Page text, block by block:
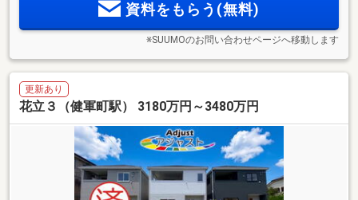
資料をもらう(無料)
※SUUMOのお問い合わせページへ移動します
更新あり
花立３（健軍町駅） 3180万円～3480万円